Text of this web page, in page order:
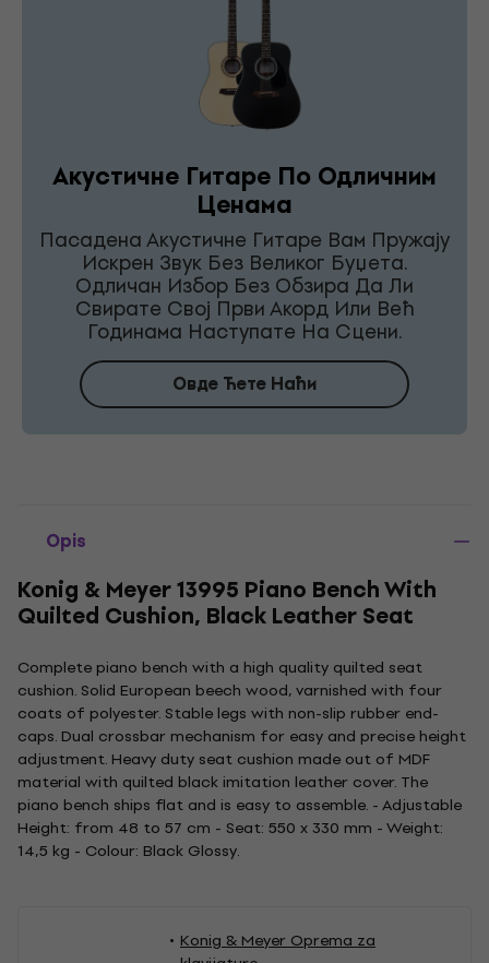
Акустичне Гитаре По Одличним
Ценама
Пасадена Акустичне Гитаре Вам Пружају
Искрен Звук Без Великог Буџета.
Одличан Избор Без Обзира Да Ли
Свирате Свој Први Акорд Или Већ
Годинама Наступате На Сцени.
Овде Ћете Наћи
Opis
Konig & Meyer 13995 Piano Bench With
Quilted Cushion, Black Leather Seat
Complete piano bench with a high quality quilted seat
cushion. Solid European beech wood, varnished with four
coats of polyester. Stable legs with non-slip rubber end-
caps. Dual crossbar mechanism for easy and precise height
adjustment. Heavy duty seat cushion made out of MDF
material with quilted black imitation leather cover. The
piano bench ships flat and is easy to assemble. - Adjustable
Height: from 48 to 57 cm - Seat: 550 x 330 mm - Weight:
14,5 kg - Colour: Black Glossy.
Konig & Meyer Oprema za